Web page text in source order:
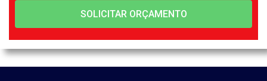
SOLICITAR ORÇAMENTO